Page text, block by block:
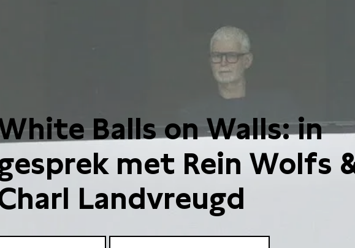
Balls on Walls: in
met Rein Wolfs
Landvreugd